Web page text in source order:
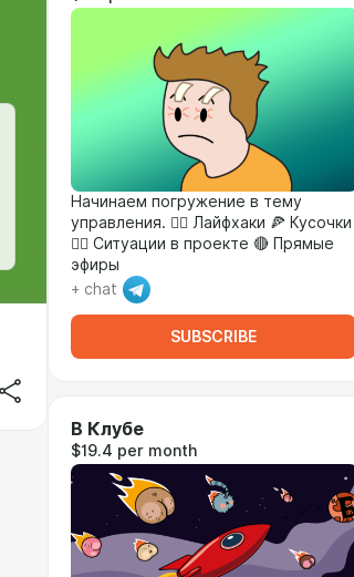
Начинаем погружение в тему
управления. 🏴‍☠️ Лайфхаки 🍕 Кусочки
💁‍♂️ Ситуации в проекте 🔴 Прямые
эфиры
+ chat
SUBSCRIBE
В Клубе
$19.4 per month